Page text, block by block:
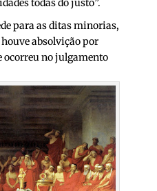
todas do justo”.
para as ditas minorias,
absolvição por
ocorreu no julgamento